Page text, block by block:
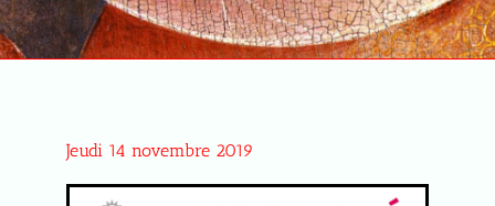
Jeudi 14 novembre 2019